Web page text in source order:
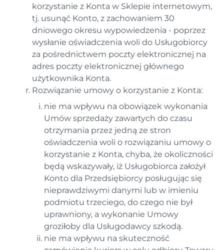
korzystanie z Konta w Sklepie internetowym,
tj. usunąć Konto, z zachowaniem 30
dniowego okresu wypowiedzenia - poprzez
wysłanie oświadczenia woli do Usługobiorcy
za pośrednictwem poczty elektronicznej na
adres poczty elektronicznej głównego
użytkownika Konta.
Rozwiązanie umowy o korzystanie z Konta:
nie ma wpływu na obowiązek wykonania
Umów sprzedaży zawartych do czasu
otrzymania przez jedną ze stron
oświadczenia woli o rozwiązaniu umowy o
korzystanie z Konta, chyba, że okoliczności
będą wskazywały, iż Usługobiorca założył
Konto dla Przedsiębiorcy posługując się
nieprawdziwymi danymi lub w imieniu
podmiotu trzeciego, do czego nie był
uprawniony, a wykonanie Umowy
groziłoby dla Usługodawcy szkodą.
nie ma wpływu na skuteczność